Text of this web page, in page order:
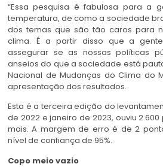
“Essa pesquisa é fabulosa para a
temperatura, de como a sociedade
dos temas que são tão caros para
clima. É a partir disso que a
assegurar se as nossas políticas
anseios do que a sociedade está
Nacional de Mudanças do Clima do
apresentação dos resultados.
Esta é a terceira edição do
de 2022 e janeiro de 2023, ouviu
mais. A margem de erro é de 2
nível de confiança de 95%.
Copo meio vazio